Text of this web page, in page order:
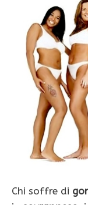
Chi soffre di